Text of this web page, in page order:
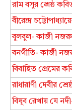
রাম বসুর শ্রেষ্ঠ
বীরেন্দ্র
বুলবুল- কাজী
বনগীতি- কাজী
বিবাহিত প্রেমের
রাধারাণী দেবীর
বিষূব রেখায় যে